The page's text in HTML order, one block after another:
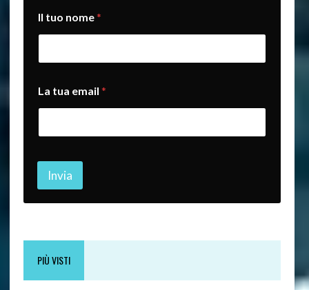
*
e
a
l
Il tuo nome*
La tua email *
Invia
PIÙ VISTI